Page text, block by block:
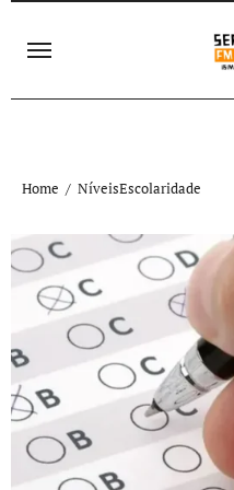
Home NíveisEscolaridade